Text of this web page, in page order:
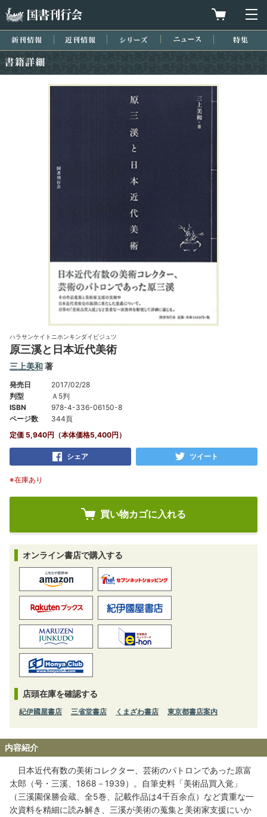
買物カゴを
新刊情報 近刊情報 シリーズ ニュース
ハラサンケイトニホンキンダイビジュツ
原三溪と日本近代美術
三上美和著
発売日
2017/02/28
判型
Ａ5判
ISBN
978-4-336-06150-8
ページ数
344頁
定価 5,940円（本体価格5,400円）
シェア ツイート
※在庫あり
オンライン書店で購入する
店頭在庫を確認する
紀伊國屋書店 三省堂書店 くまざわ書店 東京都書店案内
内容紹介
日本近代有数の美術コレクター、芸術のパトロンであった原富
太郎（号・三溪、1868－1939）。自筆史料「美術品買入覚」
（三溪園保勝会蔵、全5巻、記載作品は4千百余点）など貴重な一
次資料を精細に読み解き、三溪が美術の蒐集と美術家支援にいか